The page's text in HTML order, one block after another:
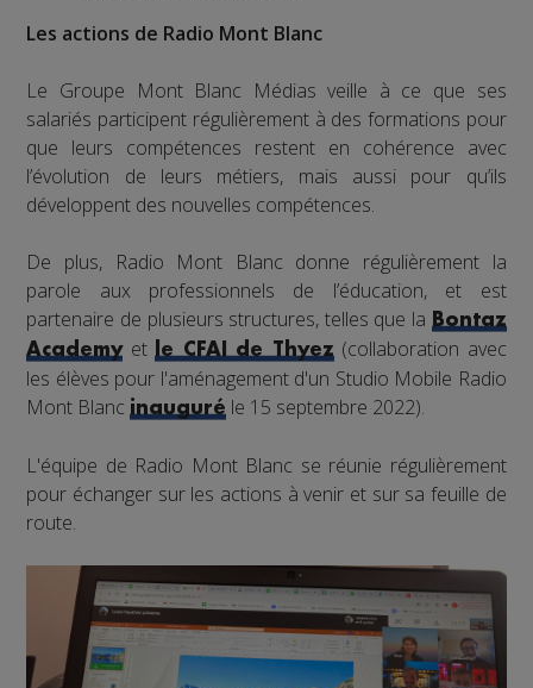
Les actions de Radio Mont Blanc
Le Groupe Mont Blanc Médias veille à ce que ses
salariés participent régulièrement à des formations pour
que leurs compétences restent en cohérence avec
l’évolution de leurs métiers, mais aussi pour qu’ils
développent des nouvelles compétences.
De plus, Radio Mont Blanc donne régulièrement la
parole aux professionnels de l’éducation, et est
partenaire de plusieurs structures, telles que la
Bontaz
Academyet le CFAI de Thyez(collaboration avec
les élèves pour l'aménagement d'un Studio Mobile Radio
Mont Blancinauguré le 15 septembre 2022).
L'équipe de Radio Mont Blanc se réunie régulièrement
pour échanger sur les actions à venir et sur sa feuille de
route.